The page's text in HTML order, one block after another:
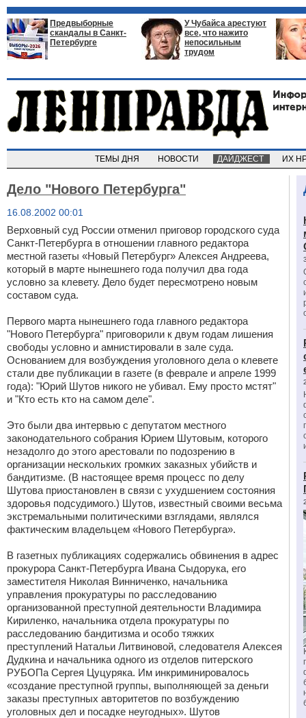
Предвыборные
скандалы в Санкт-
Петербурге
У Чубайса арестуют
все, что нажито
непосильным
трудом
ТЕМЫ ДНЯ НОВОСТИ ДАЙДЖЕСТ ИХ
Дело "Нового Петербурга"
16.08.2002 00:01
Верховный суд России отменил приговор городского суда
Санкт-Петербурга в отношении главного редактора
местной газеты «Новый Петербург» Алексея Андреева,
который в марте нынешнего года получил два года
условно за клевету. Дело будет пересмотрено новым
составом суда.
Первого марта нынешнего года главного редактора
"Нового Петербурга" приговорили к двум годам лишения
свободы условно и амнистировали в зале суда.
Основанием для возбуждения уголовного дела о клевете
стали две публикации в газете (в феврале и апреле 1999
года): "Юрий Шутов никого не убивал. Ему просто мстят"
и "Кто есть кто на самом деле".
Это были два интервью с депутатом местного
законодательного собрания Юрием Шутовым, которого
незадолго до этого арестовали по подозрению в
организации нескольких громких заказных убийств и
бандитизме. (В настоящее время процесс по делу
Шутова приостановлен в связи с ухудшением состояния
здоровья подсудимого.) Шутов, известный своими весьма
экстремальными политическими взглядами, являлся
фактическим владельцем «Нового Петербурга».
В газетных публикациях содержались обвинения в адрес
прокурора Санкт-Петербурга Ивана Сыдорука, его
заместителя Николая Винниченко, начальника
управления прокуратуры по расследованию
организованной преступной деятельности Владимира
Кириленко, начальника отдела прокуратуры по
расследованию бандитизма и особо тяжких
преступлений Натальи Литвиновой, следователя Алексея
Дудкина и начальника одного из отделов питерского
РУБОПа Сергея Цуцуряка. Им инкриминировалось
«создание преступной группы, выполняющей за деньги
заказы преступных авторитетов по возбуждению
уголовных дел и посадке неугодных». Шутов